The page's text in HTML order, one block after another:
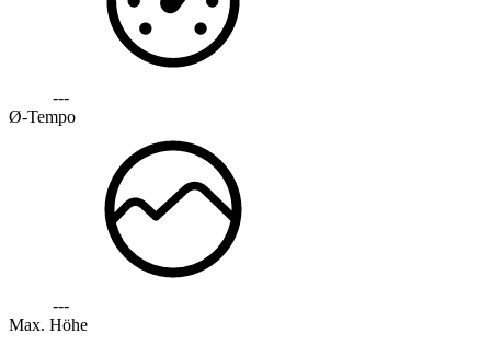
---
Ø-Tempo
---
Max. Höhe